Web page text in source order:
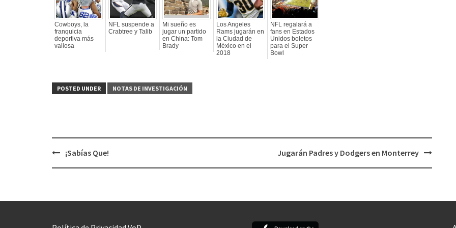
Cowboys, la
franquicia
deportiva más
valiosa
NFL suspende a
Crabtree y Talib
Mi sueño es
jugar un partido
en China: Tom
Brady
Los Angeles
Rams jugarán en
la Ciudad de
México en el
2018
NFL regalará a
fans en Estados
Unidos boletos
para el Super
Bowl
POSTED UNDER NOTAS DE INVESTIGACIÓN
¡Sabías Que! Jugarán Padres y Dodgers en Monterrey